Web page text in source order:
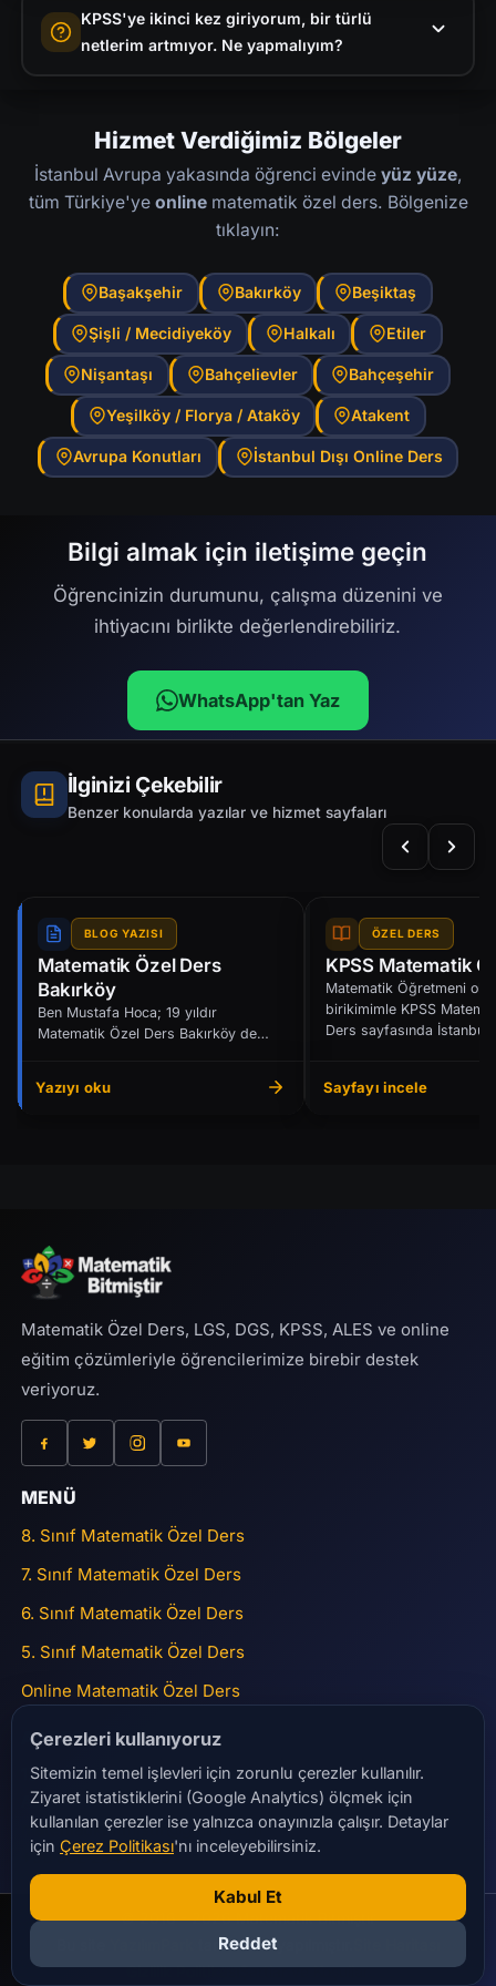
Orantı, Yüzde ve Faiz, Problemler (hareket,
yaş, karışım, işçi), Temel Geometri. Problemler
matematiği uzun süre bırakmış olan pek çok
öğrencim KPSS'de 25+ net yaparak hedef
derslerle evden verimli çalışabilirsiniz.
KPSS'ye ikinci kez giriyorum, bir türlü
netlerim artmıyor. Ne yapmalıyım?
çalışıyorsunuz ya da hataların nedenini analiz
etmeden ilerliyorsunuz. Birebir çalışmada
önce hangi konulardan ne kadar net
zayıf noktalara odaklanıyoruz. Genel tekrar
yerine hedefli çalışma ile 6-8 haftada ciddi
artış mümkün.
Hizmet Verdiğimiz Bölgeler
İstanbul Avrupa yakasında öğrenci evinde yüz yüze,
tüm Türkiye'ye onlinematematik özel ders. Bölgenize
tıklayın:
Başakşehir Bakırköy Beşiktaş
Şişli / Mecidiyeköy Halkalı Etiler
Nişantaşı Bahçelievler Bahçeşehir
Yeşilköy / Florya / Ataköy Atakent
Avrupa Konutları İstanbul Dışı Online Ders
Bilgi almak için iletişime geçin
Öğrencinizin durumunu, çalışma düzenini ve
ihtiyacını birlikte değerlendirebiliriz.
WhatsApp'tan Yaz
İlginizi Çekebilir
Benzer konularda yazılar ve hizmet sayfaları
BLOG YAZISI
Matematik Özel Ders
Bakırköy
Ben Mustafa Hoca; 19 yıldır
Matematik Özel Ders Bakırköy de
Yazıyı oku
ÖZEL DERS
KPSS Matematik
Matematik Öğretmeni
birikimimle KPSS
Ders sayfasında
Sayfayı incele
Matematik Özel Ders, LGS, DGS, KPSS, ALES ve online
eğitim çözümleriyle öğrencilerimize birebir destek
veriyoruz.
MENÜ
8. Sınıf Matematik Özel Ders
7. Sınıf Matematik Özel Ders
6. Sınıf Matematik Özel Ders
5. Sınıf Matematik Özel Ders
Online Matematik Özel Ders
ADRES
15 Temmuz Mah Gülbahar Caddesi Nurolpark Sitesi No:45
A2 Blok Daire 41 Bağcılar
matematikbitmistir@gmail.com
+90 532 284 23 28
© 2016 - 2026 Matematik Bitmiştir
tarafından yapılmıştır.
Gizlilik PolitikasıŞartlar ve Koşullar
Çerezleri kullanıyoruz
Sitemizin temel işlevleri için zorunlu çerezler kullanılır.
Ziyaret istatistiklerini (Google Analytics) ölçmek için
kullanılan çerezler ise yalnızca onayınızla çalışır. Detaylar
için Çerez Politikası'nı inceleyebilirsiniz.
Kabul Et
Reddet